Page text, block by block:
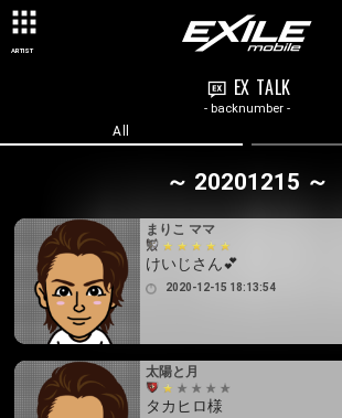
ARTIST
EX TALK
- backnumber -
All
～ 20201215 ～
まりこ ママ
けいじさん💕
2020-12-15 18:13:54
太陽と月
タカヒロ様